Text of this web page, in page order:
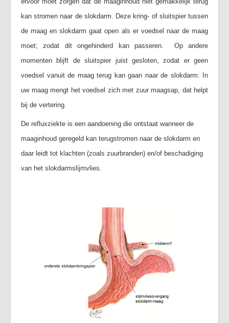
kan stromen naar de slokdarm. Deze kring- of sluitspier tussen
de maag en slokdarm gaat open als er voedsel naar de maag
moet; zodat dit ongehinderd kan passeren. Op andere
momenten blijft de sluitspier juist gesloten, zodat er geen
voedsel vanuit de maag terug kan gaan naar de slokdarm. In
uw maag mengt het voedsel zich met zuur maagsap, dat helpt
bij de vertering.
De refluxziekte is een aandoening die ontstaat wanneer de
maaginhoud geregeld kan terugstromen naar de slokdarm en
daar leidt tot klachten (zoals zuurbranden) en/of beschadiging
van het slokdarmslijmvlies.